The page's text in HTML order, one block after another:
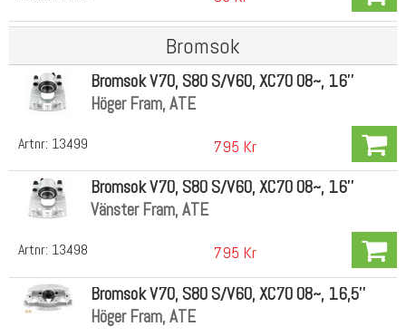
Bromsok
Artnr: 13499
Bromsok V70, S80 S/V60, XC70 08~, 16''
Höger Fram, ATE
795 Kr
Artnr: 13498
Bromsok V70, S80 S/V60, XC70 08~, 16''
Vänster Fram, ATE
795 Kr
Bromsok V70, S80 S/V60, XC70 08~, 16,5''
Höger Fram, ATE